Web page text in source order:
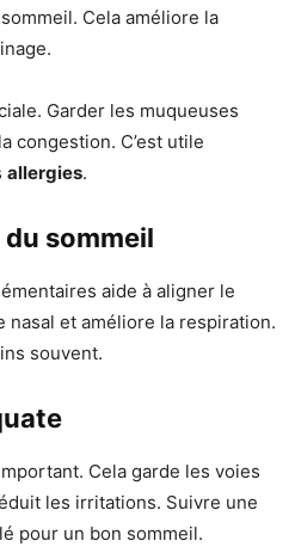
Cela améliore la
Garder les muqueuses
congestion. C’est utile
allergies.
sommeil
aide à aligner le
nasal et améliore la respiration.
souvent.
Cela garde les voies
les irritations. Suivre une
pour un bon sommeil.